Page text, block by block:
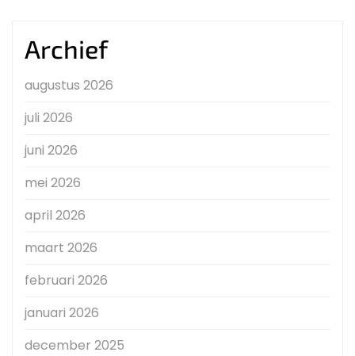
Archief
augustus 2026
juli 2026
juni 2026
mei 2026
april 2026
maart 2026
februari 2026
januari 2026
december 2025